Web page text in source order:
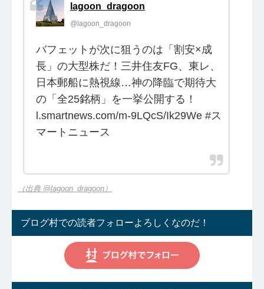
lagoon_dragoon
@lagoon_dragoon
バフェットが次に狙うのは「割安×成
長」の大型株だ！三井住友FG、東レ、
日本郵船に熱視線…神の降臨で期待大
の「全25銘柄」を一挙公開する！
l.smartnews.com/m-9LQcS/Ik29We #ス
マートニュース
（出典 @lagoon_dragoon）
ブログ村での読者フォローよろしくなのだ！